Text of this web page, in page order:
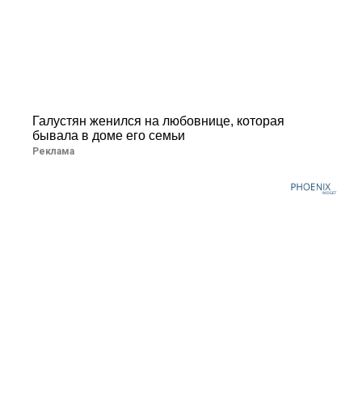
Галустян женился на любовнице, которая
бывала в доме его семьи
Реклама